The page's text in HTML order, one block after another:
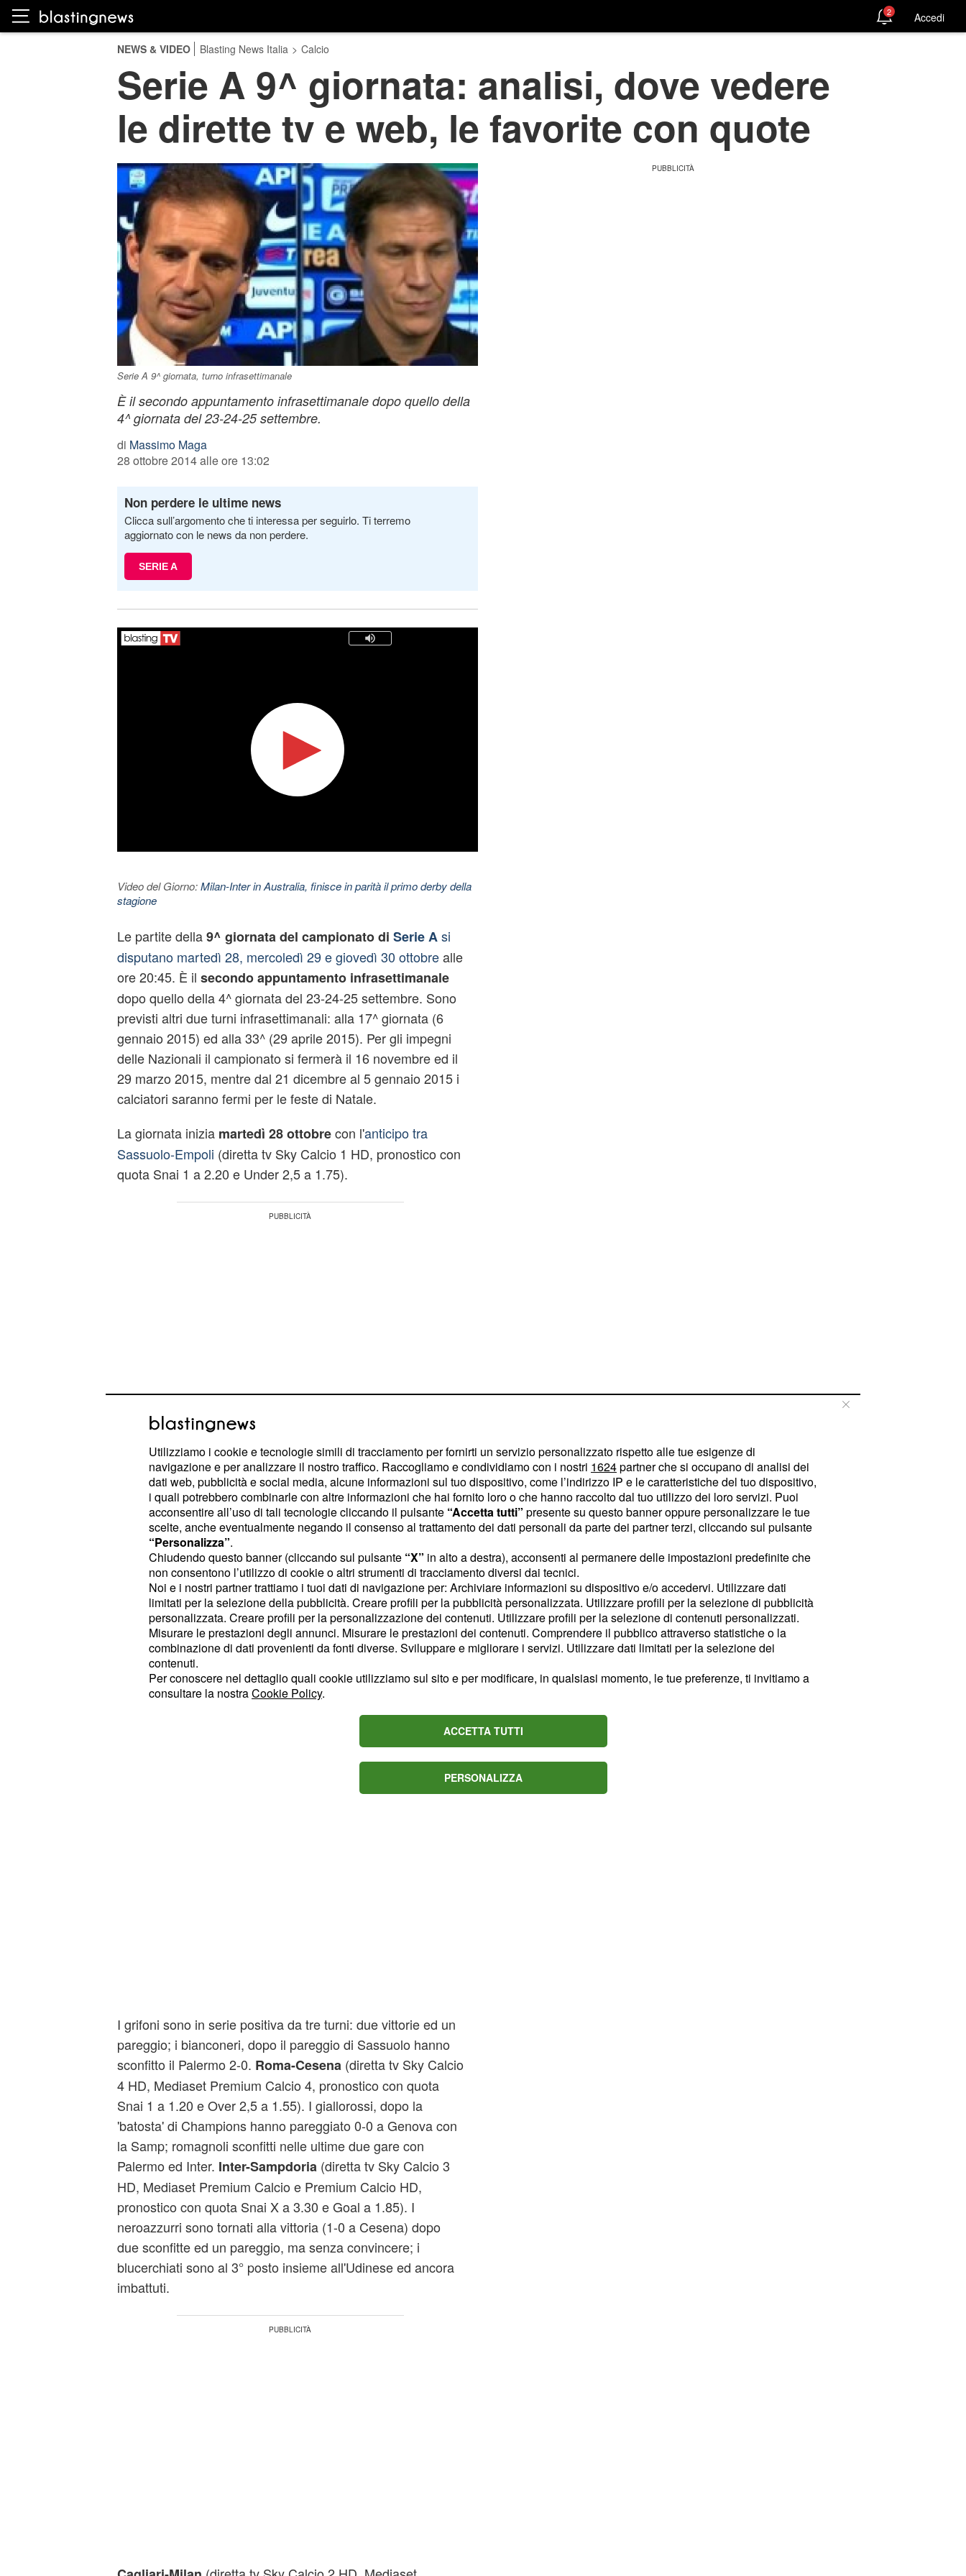
2 Accedi
NEWS & VIDEO Blasting News Italia > Calcio
Serie A 9^ giornata: analisi, dove vedere
le dirette tv e web, le favorite con quote
Serie A 9^ giornata, turno infrasettimanale
È il secondo appuntamento infrasettimanale dopo quello della
4^ giornata del 23-24-25 settembre.
di Massimo Maga
28 ottobre 2014 alle ore 13:02
Non perdere le ultime news
Clicca sull’argomento che ti interessa per seguirlo. Ti terremo
aggiornato con le news da non perdere.
SERIE A
Video del Giorno:Milan-Inter in Australia, finisce in parità il primo derby della
stagione
Le partite della9^ giornata del campionato di Serie A si
disputano martedì 28, mercoledì 29 e giovedì 30 ottobrealle
ore 20:45. È il secondo appuntamento infrasettimanale
dopo quello della 4^ giornata del 23-24-25 settembre. Sono
previsti altri due turni infrasettimanali: alla 17^ giornata (6
gennaio 2015) ed alla 33^ (29 aprile 2015). Per gli impegni
delle Nazionali il campionato si fermerà il 16 novembre ed il
29 marzo 2015, mentre dal 21 dicembre al 5 gennaio 2015 i
calciatori saranno fermi per le feste di Natale.
La giornata inizia martedì 28 ottobrecon l'anticipo tra
Sassuolo-Empoli (diretta tv Sky Calcio 1 HD, pronostico con
quota Snai 1 a 2.20 e Under 2,5 a 1.75).
Gli emiliani sono reduci dal pareggio 1-1 con la Juventus e
la vittoria 3-1 a Parma; i toscani dal pareggio 1-1 con il
Genoa e dalla sconfitta interna 0-4 con il Cagliari. La9^
giornata si conclude giovedì 30 con Verona-Lazio
(diretta tv Sky Calcio 1 HD, Mediaset Premium Calcio e
Premium Calcio HD, pronostico con quota Snai 2 a 2.30 e
Goal a 1.68). I veneti sono in parabola discendente dopo le
sconfitte 1-3 in casa con il Milan e 2-6 a Napoli; esatto
opposto per i laziali giunti alla quarta vittoria consecutiva ed
al 5° posto in classifica.
Le restanti otto partite sono tutte in programma mercoledì
20 ottobre alle ore 20:45.Genoa-Juventus
Calcio 1 HD, Mediaset Premium Calcio 2, pronostico con
I grifoni sono in serie positiva da tre turni: due vittorie ed un
pareggio; i bianconeri, dopo il pareggio di Sassuolo hanno
sconfitto il Palermo 2-0. Roma-Cesena (diretta tv Sky Calcio
4 HD, Mediaset Premium Calcio 4, pronostico con quota
Snai 1 a 1.20 e Over 2,5 a 1.55). I giallorossi, dopo la
'batosta' di Champions hanno pareggiato 0-0 a Genova con
la Samp; romagnoli sconfitti nelle ultime due gare con
Palermo ed Inter. Inter-Sampdoria (diretta tv Sky Calcio 3
HD, Mediaset Premium Calcio e Premium Calcio HD,
pronostico con quota Snai X a 3.30 e Goal a 1.85). I
neroazzurri sono tornati alla vittoria (1-0 a Cesena) dopo
due sconfitte ed un pareggio, ma senza convincere; i
blucerchiati sono al 3° posto insieme all'Udinese ed ancora
imbattuti.
Utilizziamo i cookie e tecnologie simili di tracciamento per fornirti un servizio personalizzato rispetto alle tue esigenze di
navigazione e per analizzare il nostro traffico. Raccogliamo e condividiamo con i nostri 1624partner che si occupano di analisi dei
dati web, pubblicità e social media, alcune informazioni sul tuo dispositivo, come l’indirizzo IP e le caratteristiche del tuo dispositivo,
i quali potrebbero combinarle con altre informazioni che hai fornito loro o che hanno raccolto dal tuo utilizzo dei loro servizi. Puoi
acconsentire all’uso di tali tecnologie cliccando il pulsante “Accetta tutti” presente su questo banner oppure personalizzare le tue
scelte, anche eventualmente negando il consenso al trattamento dei dati personali da parte dei partner terzi, cliccando sul pulsante
“Personalizza”.
Chiudendo questo banner (cliccando sul pulsante “X” in alto a destra), acconsenti al permanere delle impostazioni predefinite che
non consentono l’utilizzo di cookie o altri strumenti di tracciamento diversi dai tecnici.
Noi e i nostri partner trattiamo i tuoi dati di navigazione per: Archiviare informazioni su dispositivo e/o accedervi. Utilizzare dati
limitati per la selezione della pubblicità. Creare profili per la pubblicità personalizzata. Utilizzare profili per la selezione di pubblicità
personalizzata. Creare profili per la personalizzazione dei contenuti. Utilizzare profili per la selezione di contenuti personalizzati.
Misurare le prestazioni degli annunci. Misurare le prestazioni dei contenuti. Comprendere il pubblico attraverso statistiche o la
combinazione di dati provenienti da fonti diverse. Sviluppare e migliorare i servizi. Utilizzare dati limitati per la selezione dei
contenuti.
Per conoscere nel dettaglio quali cookie utilizziamo sul sito e per modificare, in qualsiasi momento, le tue preferenze, ti invitiamo a
consultare la nostraCookie Policy.
ACCETTA TUTTI
PERSONALIZZA